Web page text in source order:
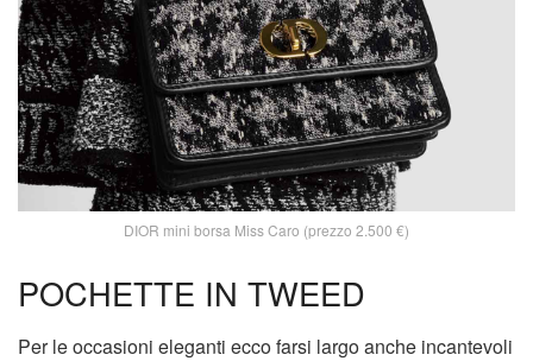
DIOR mini borsa Miss Caro (prezzo 2.500 €)
POCHETTE IN TWEED
Per le occasioni eleganti ecco farsi largo anche incantevoli